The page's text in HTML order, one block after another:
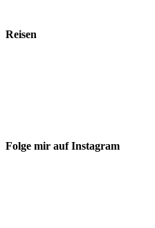
Reisen
Folge mir auf Instagram